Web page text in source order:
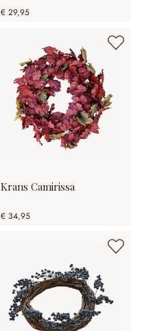
€ 29,95
Krans Camirissa
€ 34,95